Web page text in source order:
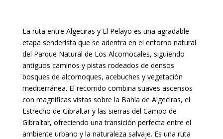
La ruta entre Algeciras y El Pelayo es una agradable
etapa senderista que se adentra en el entorno natural
del Parque Natural de Los Alcornocales, siguiendo
antiguos caminos y pistas rodeados de densos
bosques de alcornoques, acebuches y vegetación
mediterránea. El recorrido combina suaves ascensos
con magníficas vistas sobre la Bahía de Algeciras, el
Estrecho de Gibraltar y las sierras del Campo de
Gibraltar, ofreciendo una transición perfecta entre el
ambiente urbano y la naturaleza salvaje. Es una ruta